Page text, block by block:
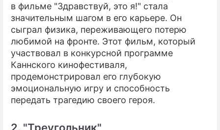
в фильме "Здравствуй, это я!" стала
значительным шагом в его карьере. Он
сыграл физика, переживающего потерю
любимой на фронте. Этот фильм, который
участвовал в конкурсной программе
Каннского кинофестиваля,
продемонстрировал его глубокую
эмоциональную игру и способность
передать трагедию своего героя.